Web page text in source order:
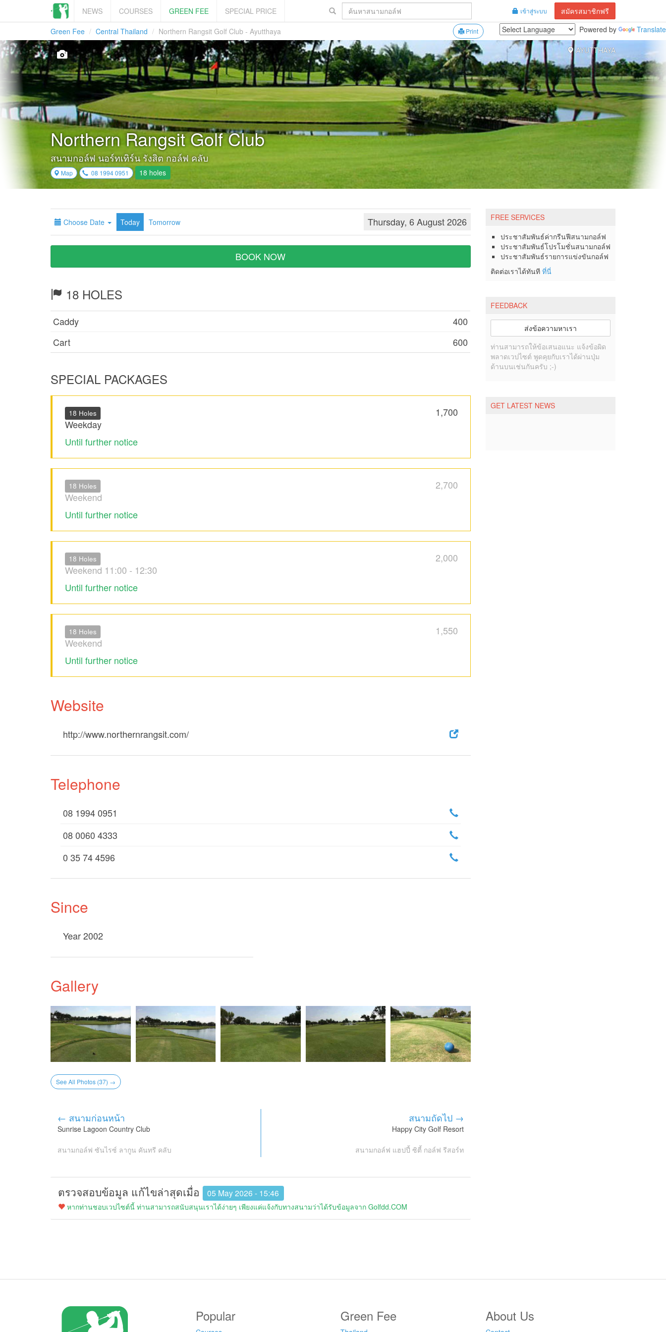
เข้าสู่ระบบ สมัครสมาชิกฟรี
NEWS COURSES GREEN FEE
SPECIAL PRICE
Powered by
Translate
Print
Green Fee Central Thailand
Northern Rangsit Golf Club - Ayutthaya
AYUTTHAYA
Northern Rangsit Golf Club
สนามกอล์ฟ นอร์ทเทิร์น รังสิต กอล์ฟ คลับ
Map 08 1994 0951 18 holes
Choose Date Today Tomorrow Thursday, 6 August 2026
BOOK NOW
18 HOLES
Caddy
400
Cart
600
SPECIAL PACKAGES
1,700
18 Holes
Weekday
Until further notice
2,700
18 Holes
Weekend
Until further notice
2,000
18 Holes
Weekend 11:00 - 12:30
Until further notice
1,550
18 Holes
Weekend
Until further notice
Website
http://www.northernrangsit.com/
Telephone
08 1994 0951
08 0060 4333
0 35 74 4596
Since
Year 2002
Gallery
See All Photos (37) →
← สนามก่อนหน้า
Sunrise Lagoon Country Club
สนามกอล์ฟ ซันไรซ์ ลากูน คันทรี คลับ
สนามถัดไป →
Happy City Golf Resort
สนามกอล์ฟ แฮปปี้ ซิตี้ กอล์ฟ รีสอร์ท
ตรวจสอบข้อมูล แก้ไขล่าสุดเมื่อ 05 May 2026 - 15:46
หากท่านชอบเวปไซต์นี้ ท่านสามารถสนับสนุนเราได้ง่ายๆ เพียงแค่แจ้งกับทางสนามว่าได้รับข้อมูลจาก Golfdd.COM
FREE SERVICES
ประชาสัมพันธ์ค่ากรีนฟีสนามกอล์ฟ
ประชาสัมพันธ์โปรโมชั่นสนามกอล์ฟ
ประชาสัมพันธ์รายการแข่งขันกอล์ฟ
ติดต่อเราได้ทันที ที่นี่
FEEDBACK
ส่งข้อความหาเรา
ท่านสามารถให้ข้อเสนอแนะ แจ้งข้อผิด
พลาดเวปไซต์ พูดคุยกับเราได้ผ่านปุ่ม
ด้านบนเช่นกันครับ ;-)
GET LATEST NEWS
Popular Green Fee About Us